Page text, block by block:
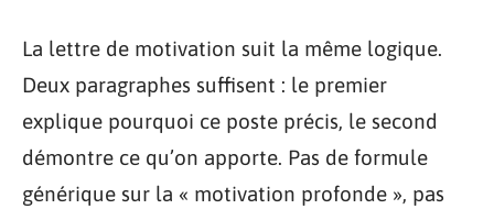
La lettre de motivation suit la même logique.
Deux paragraphes suffisent : le premier
explique pourquoi ce poste précis, le second
démontre ce qu’on apporte. Pas de formule
générique sur la « motivation profonde », pas